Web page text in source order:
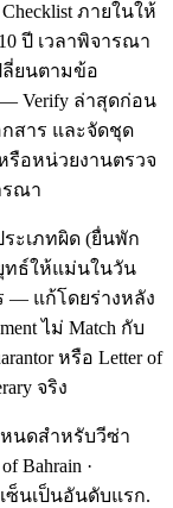
ภายในให้
ปี เวลาพิจารณา
ลี่ยนตามข้อ
— Verify ล่าสุดก่อน
กสาร และจัดชุด
รือหน่วยงานตรวจ
รณา
ระเภทผิด (ยื่นพัก
ทธ์ให้แม่นในวัน
— แก้โดยร่างหลัง
ไม่ Match กับ
หรือ Letter of
จริง
หนดสำหรับวีซ่า
Bahrain ·
ซ็นเป็นอันดับแรก.